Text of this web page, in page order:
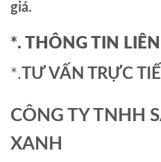
giá.
*. THÔNG TIN
*.TƯ VẤN TRỰC
CÔNG TY TNHH
XANH